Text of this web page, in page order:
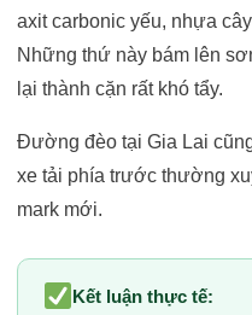
axit carbonic yếu, nhựa
Những thứ này bám lên
lại thành cặn rất khó tẩy.
Đường đèo tại Gia Lai
xe tải phía trước thường
mark mới.
Kết luận thực tế: